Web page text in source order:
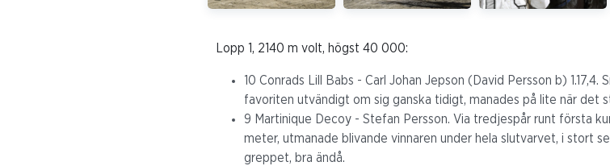
Lopp 1, 2140 m volt, högst 40 000:
10 Conrads Lill Babs - Carl Johan Jepson (David Persson b)
favoriten utvändigt om sig ganska tidigt, manades på lite när det
9 Martinique Decoy - Stefan Persson. Via tredjespår runt första
meter, utmanade blivande vinnaren under hela slutvarvet, i stort
greppet, bra ändå.